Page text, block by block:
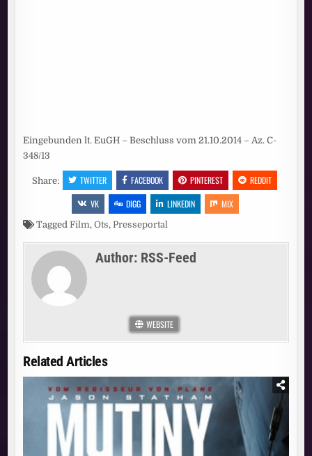
Eingebunden lt. EuGH – Beschluss vom 21.10.2014 – Az. C-
348/13
Share: TWITTER FACEBOOK PINTEREST
REDDIT
VK
DIGG LINKEDIN MIX
TaggedFilm,Ots,Presseportal
Author: RSS-Feed
WEBSITE
Related Articles